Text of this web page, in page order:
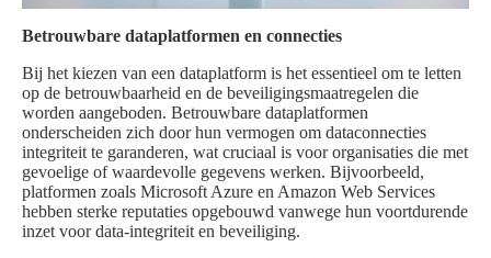
Betrouwbare dataplatformen en connecties
Bij het kiezen van een dataplatform is het essentieel om te letten
op de betrouwbaarheid en de beveiligingsmaatregelen die
worden aangeboden. Betrouwbare dataplatformen
onderscheiden zich door hun vermogen om dataconnecties
integriteit te garanderen, wat cruciaal is voor organisaties die met
gevoelige of waardevolle gegevens werken. Bijvoorbeeld,
platformen zoals Microsoft Azure en Amazon Web Services
hebben sterke reputaties opgebouwd vanwege hun voortdurende
inzet voor data-integriteit en beveiliging.